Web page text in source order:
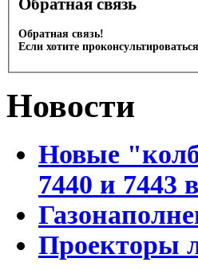
Обратная связь!
Если хотите
Новости
Новые
7440 и 7443
Проекторы